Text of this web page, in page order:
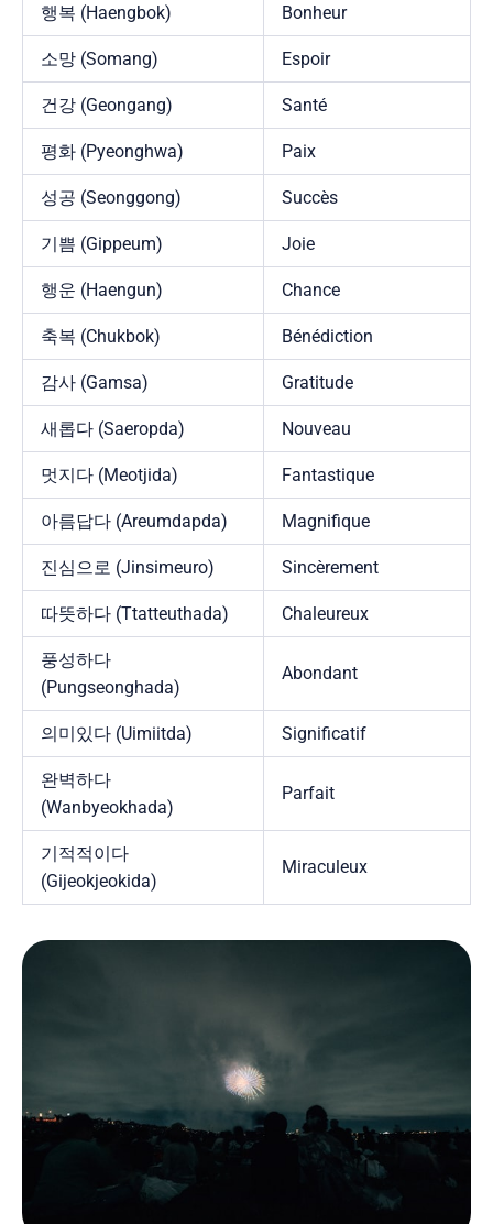
행복 (Haengbok) Bonheur
소망 (Somang) Espoir
건강 (Geongang) Santé
평화 (Pyeonghwa) Paix
성공 (Seonggong) Succès
기쁨 (Gippeum) Joie
행운 (Haengun) Chance
축복 (Chukbok) Bénédiction
감사 (Gamsa) Gratitude
새롭다 (Saeropda) Nouveau
멋지다 (Meotjida) Fantastique
아름답다 (Areumdapda) Magnifique
진심으로 (Jinsimeuro) Sincèrement
따뜻하다 (Ttatteuthada) Chaleureux
풍성하다
(Pungseonghada)
Abondant
의미있다 (Uimiitda) Significatif
완벽하다
(Wanbyeokhada)
Parfait
기적적이다
(Gijeokjeokida)
Miraculeux